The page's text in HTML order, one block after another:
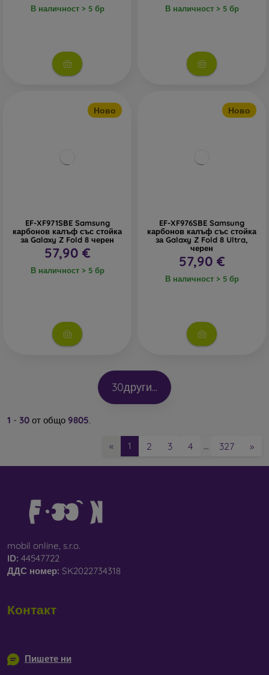
В наличност > 5 бр В наличност > 5 бр
Ново
EF-XF971SBE Samsung
карбонов калъф със стойка
за Galaxy Z Fold 8 черен
57,90 €
В наличност > 5 бр
Ново
EF-XF976SBE Samsung
карбонов калъф със стойка
за Galaxy Z Fold 8 Ultra,
черен
57,90 €
В наличност > 5 бр
30други...
1 - 30 от общо 9805.
« 1 2 3 4 … 327 »
mobil online, s.r.o.
ID: 44547722
ДДС ​​номер: SK2022734318
Контакт
Пишете ни